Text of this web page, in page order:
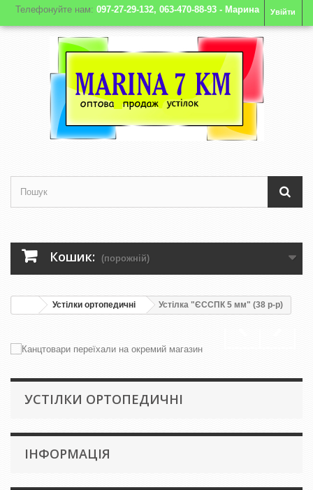
Увійти
Телефонуйте нам: 097-27-29-132, 063-470-88-93 - Марина
Кошик: (порожній)
Устілки ортопедичні Устілка "ЄССПК 5 мм" (38 р-р)
УСТІЛКИ ОРТОПЕДИЧНІ
IНФОРМАЦІЯ